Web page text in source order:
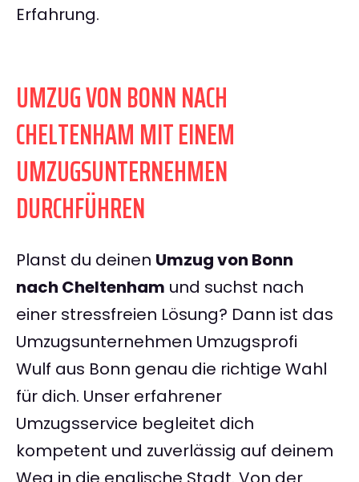
Erfahrung.
UMZUG VON BONN NACH
CHELTENHAM MIT EINEM
UMZUGSUNTERNEHMEN
DURCHFÜHREN
Planst du deinen Umzug von Bonn
nach Cheltenham und suchst nach
einer stressfreien Lösung? Dann ist das
Umzugsunternehmen Umzugsprofi
Wulf aus Bonn genau die richtige Wahl
für dich. Unser erfahrener
Umzugsservice begleitet dich
kompetent und zuverlässig auf deinem